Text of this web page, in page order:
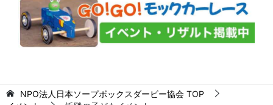
NPO法人日本ソープボックスダービー協会 TOP